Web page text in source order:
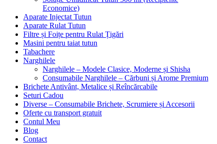
Economice)
Aparate Injectat Tutun
Aparate Rulat Tutun
Filtre și Foițe pentru Rulat Țigări
Masini pentru taiat tutun
Tabachere
Narghilele
Narghilele – Modele Clasice, Moderne și Shisha
Consumabile Narghilele – Cărbuni și Arome Premium
Brichete Antivânt, Metalice și Reîncărcabile
Seturi Cadou
Diverse – Consumabile Brichete, Scrumiere și Accesorii
Oferte cu transport gratuit
Contul Meu
Blog
Contact